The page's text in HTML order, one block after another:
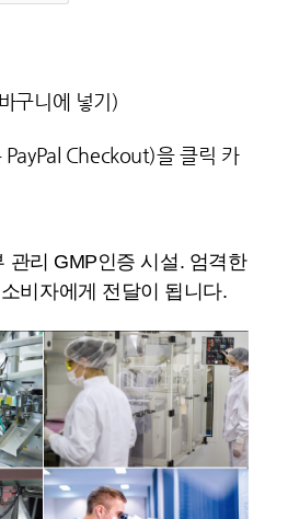
구니에 넣기)
Checkout)을 클릭 카
관리 GMP인증 시설. 엄격한
비자에게 전달이 됩니다.